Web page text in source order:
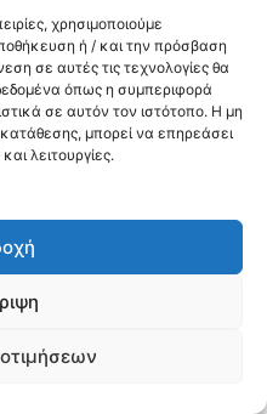
χρησιμοποιούμε
ή / και την πρόσβαση
σε αυτές τις τεχνολογίες θα
όπως η συμπεριφορά
σε αυτόν τον ιστότοπο. Η μη
μπορεί να επηρεάσει
λειτουργίες.